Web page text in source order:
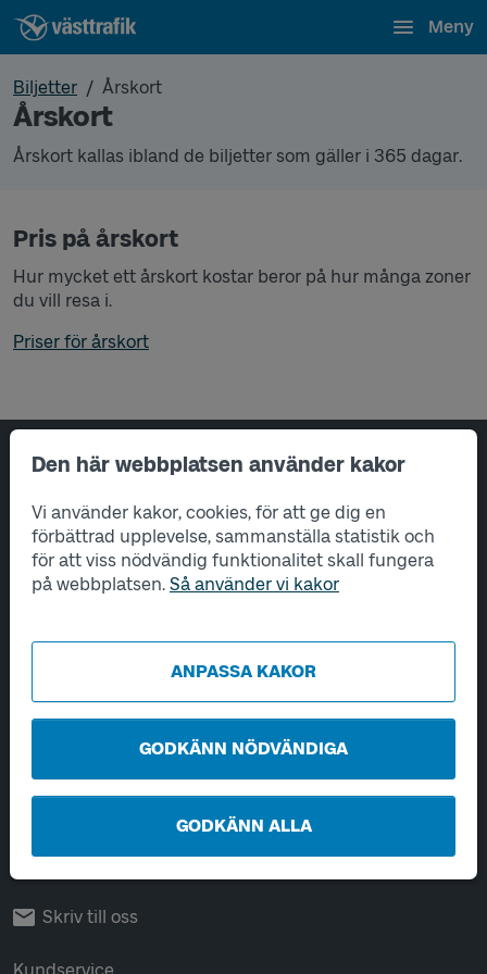
Den här webbplatsen använder kakor
Vi använder kakor, cookies, för att ge dig en
förbättrad upplevelse, sammanställa statistik och
för att viss nödvändig funktionalitet skall fungera
på webbplatsen. Så använder vi kakor
ANPASSA KAKOR
GODKÄNN NÖDVÄNDIGA
GODKÄNN ALLA
Meny
Biljetter Årskort
Årskort
Årskort kallas ibland de biljetter som gäller i 365 dagar.
Pris på årskort
Hur mycket ett årskort kostar beror på hur många zoner
du vill resa i.
Priser för årskort
Sidfotsnavigering
Om oss
Tjänster
Hantering av personuppgifter
Öppet vardagar 06-22.
Helger och helgdagar 08-22.
Chatta
Ring 0771-41 43 00
Skriv till oss